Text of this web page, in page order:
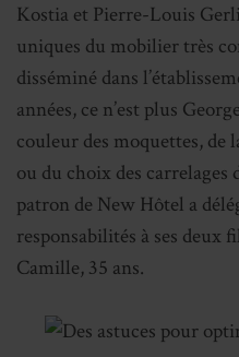
Kostia et Pierre-Louis
uniques du mobilier très
disséminé dans
années, ce n’est plus
couleur des moquettes,
ou du choix des carrelages
patron de New Hôtel a
responsabilités à ses deux
Camille, 35 ans.